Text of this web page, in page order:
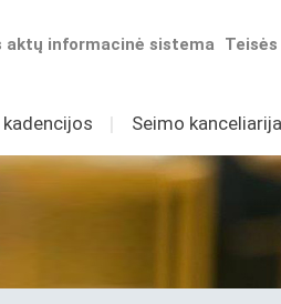
aktų informacinė sistema
I Seimo kanceliarija